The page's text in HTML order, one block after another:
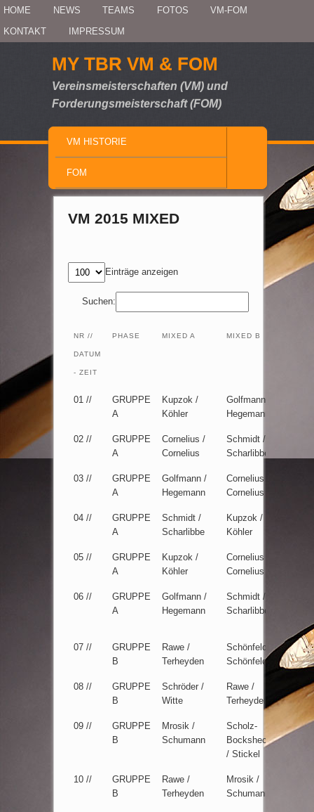
Secondary menu
Skip to primary content
Skip to secondary content
HOME NEWS TEAMS FOTOS
VM-FOM
KONTAKT
IMPRESSUM
MY TBR VM & FOM
Vereinsmeisterschaften (VM) und
Forderungsmeisterschaft (FOM)
SKIP TO PRIMARY CONTENT
SKIP TO SECONDARY CONTENT
VM HISTORIE
FOM
VM 2015 MIXED
Einträge anzeigen
Suchen:
NR //
DATUM
- ZEIT
PHASE MIXED A MIXED B
01 //
GRUPPE
A
Kupzok /
Köhler
Golfmann /
Hegemann
02 //
GRUPPE
A
Cornelius /
Cornelius
Schmidt /
Scharlibbe
03 //
GRUPPE
A
Golfmann /
Hegemann
Cornelius /
Cornelius
04 //
GRUPPE
A
Schmidt /
Scharlibbe
Kupzok /
Köhler
05 //
GRUPPE
A
Kupzok /
Köhler
Cornelius /
Cornelius
06 //
GRUPPE
A
Golfmann /
Hegemann
Schmidt /
Scharlibbe
07 //
GRUPPE
B
Rawe /
Terheyden
Schönfeldt /
Schönfeldt
5:7
08 //
GRUPPE
B
Schröder /
Witte
Rawe /
Terheyden
1:6
09 //
GRUPPE
B
Mrosik /
Schumann
Scholz-
Bockshecker
/ Stickel
6:1
10 //
GRUPPE
B
Rawe /
Terheyden
Mrosik /
Schumann